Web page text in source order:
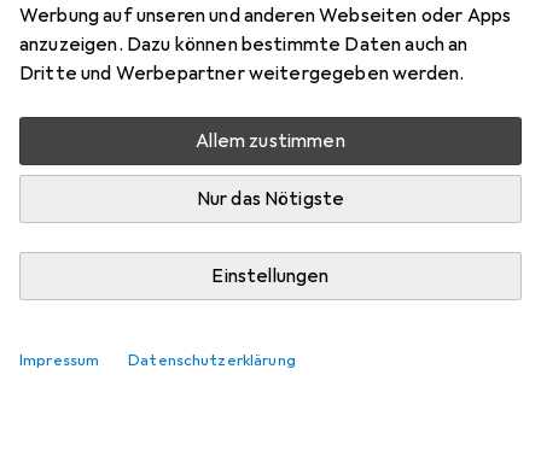
Werbung auf unseren und anderen Webseiten oder Apps
anzuzeigen. Dazu können bestimmte Daten auch an
Dritte und Werbepartner weitergegeben werden.
Allem zustimmen
Nur das Nötigste
Einstellungen
Impressum Datenschutzerklärung
Zwischen Mi, 19.8. und Fr, 21.8. geliefert
Benachrichtigen, wenn schneller verfügbar
Lieferort angeben für genaue Lieferzeit
In den Warenkorb